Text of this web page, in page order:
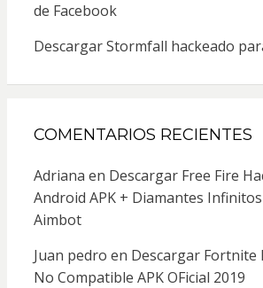
de Facebook
Descargar Stormfall hackeado
COMENTARIOS RECIENTES
Adriana en Descargar Free Fire
Android APK + Diamantes
Aimbot
Juan pedro en Descargar Fortnite
No Compatible APK OFicial 2019